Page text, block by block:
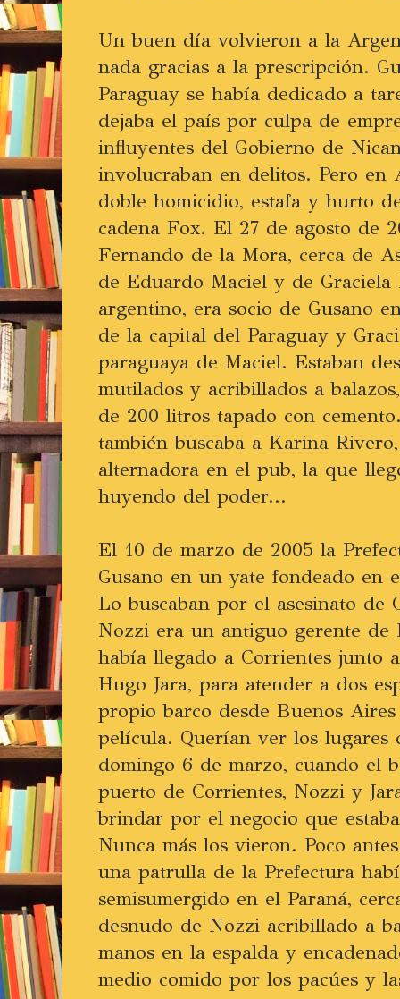
Un buen día volvieron a la
nada gracias a la prescripción.
Paraguay se había dedicado a
dejaba el país por culpa de
influyentes del Gobierno de
involucraban en delitos. Pero en
doble homicidio, estafa y hurto
cadena Fox. El 27 de agosto de
Fernando de la Mora, cerca de
de Eduardo Maciel y de Graciela
argentino, era socio de Gusano
de la capital del Paraguay y
paraguaya de Maciel. Estaban
mutilados y acribillados a
de 200 litros tapado con
también buscaba a Karina
alternadora en el pub, la que
huyendo del poder...
El 10 de marzo de 2005 la
Gusano en un yate fondeado en
Lo buscaban por el asesinato de
Nozzi era un antiguo gerente de
había llegado a Corrientes junto
Hugo Jara, para atender a dos
propio barco desde Buenos
película. Querían ver los lugares
domingo 6 de marzo, cuando el
puerto de Corrientes, Nozzi y
brindar por el negocio que
Nunca más los vieron. Poco
una patrulla de la Prefectura
semisumergido en el Paraná,
desnudo de Nozzi acribillado a
manos en la espalda y
medio comido por los pacúes y